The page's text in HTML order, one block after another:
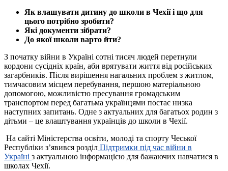
Як влашувати дитину до школи в Чехії і що для
цього потрібно зробити?
Які документи зібрати?
До якої школи варто йти?
З початку війни в Україні сотні тисяч людей перетнули
кордони сусідніх країн, аби врятувати життя від російських
загарбників. Після вирішення нагальних проблем з житлом,
тимчасовим місцем перебування, першою матеріальною
допомогою, можливістю пресування громадським
транспортом перед багатьма українцями постає низка
наступних запитань. Одне з актуальних для багатьох родин з
дітьми – це влаштування українців до школи в Чехії.
На сайті Міністерства освіти, молоді та спорту Чеської
Республіки з’явився розділ Підтримки під час війни в
Україні з актуальною інформацією для бажаючих навчатися в
школах Чехії.